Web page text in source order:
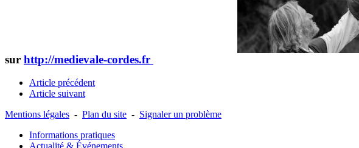
sur http://medievale-cordes.fr
Article précédent
Article suivant
Mentions légales - Plan du site - Signaler un problème
Informations pratiques